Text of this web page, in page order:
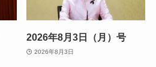
2026年8月3日（月）号
2026年8月3日